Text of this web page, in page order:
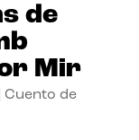
de
Mir
Cuento de